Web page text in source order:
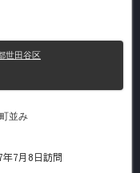
世田谷区
並み
7月8日訪問